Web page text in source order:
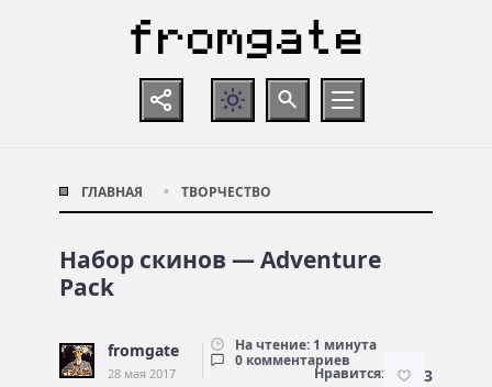
ГЛАВНАЯ ТВОРЧЕСТВО
Набор скинов — Adventure
Pack
fromgate
28 мая 2017
На чтение: 1 минута
0 комментариев
Нравится: 3